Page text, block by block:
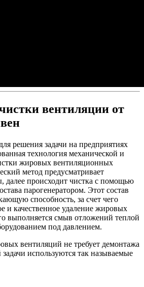
вентиляции от
решения задачи на предприятиях
технология механической и
жировых вентиляционных
метод предусматривает
далее происходит чистка с помощью
парогенератором. Этот состав
способность, за счет чего
и качественное удаление жировых
выполняется смыв отложений теплой
под давлением.
вентиляций не требует демонтажа
используются так называемые